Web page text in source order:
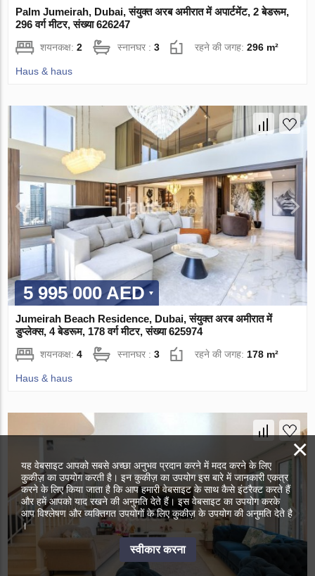
Palm Jumeirah, Dubai, संयुक्त अरब अमीरात में अपार्टमेंट, 2 बेडरूम,
296 वर्ग मीटर, संख्या 626247
शयनकक्ष:2 स्नानघर :3 रहने की जगह:296 m²
Haus & haus
5 995 000 AED
Jumeirah Beach Residence, Dubai, संयुक्त अरब अमीरात में
डुप्लेक्स, 4 बेडरूम, 178 वर्ग मीटर, संख्या 625974
शयनकक्ष:4 स्नानघर :3 रहने की जगह: 178 m²
Haus & haus
×
यह वेबसाइट आपको सबसे अच्छा अनुभव प्रदान करने में मदद करने के लिए
कुकीज़ का उपयोग करती है। इन कुकीज़ का उपयोग इस बारे में जानकारी एकत्र
करने के लिए किया जाता है कि आप हमारी वेबसाइट के साथ कैसे इंटरैक्ट करते हैं
और हमें आपको याद रखने की अनुमति देते हैं। इस वेबसाइट का उपयोग करके
आप विश्लेषण और व्यक्तिगत उपयोगों के लिए कुकीज़ के उपयोग की अनुमति देते है
।
स्वीकार करना